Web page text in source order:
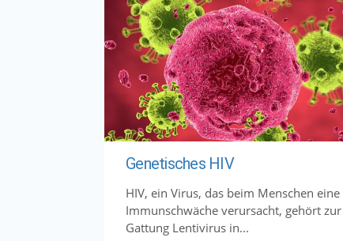
Genetisches HIV
HIV, ein Virus, das beim Menschen eine
Immunschwäche verursacht, gehört zur
Gattung Lentivirus in...